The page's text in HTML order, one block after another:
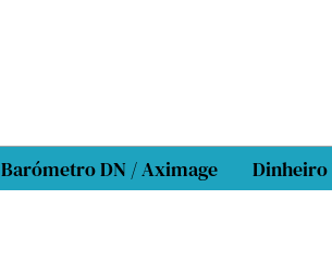
Barómetro DN / Aximage Dinheiro